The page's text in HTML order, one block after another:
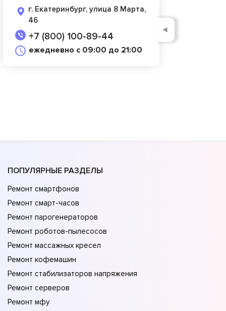
г. Екатеринбург, улица 8 Марта,
46
+7 (800) 100-89-44
ежедневно с 09:00 до 21:00
◄
ПОПУЛЯРНЫЕ РАЗДЕЛЫ
Ремонт смартфонов
Ремонт смарт-часов
Ремонт парогенераторов
Ремонт роботов-пылесосов
Ремонт массажных кресел
Ремонт кофемашин
Ремонт стабилизаторов напряжения
Ремонт серверов
Ремонт мфу